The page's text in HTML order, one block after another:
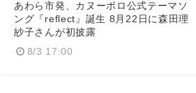
あわら市発、カヌーポロ公式テーマソ
ング『reflect』誕生 8月22日に森田理
紗子さんが初披露
8/3 17:00